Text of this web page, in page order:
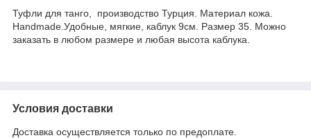
Туфли для танго, производство Турция. Материал кожа.
Handmade.Удобные, мягкие, каблук 9см. Размер 35. Можно
заказать в любом размере и любая высота каблука.
Условия доставки
Доставка осуществляется только по предоплате.